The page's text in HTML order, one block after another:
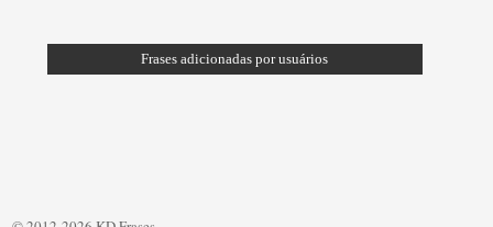
Frases adicionadas por usuários